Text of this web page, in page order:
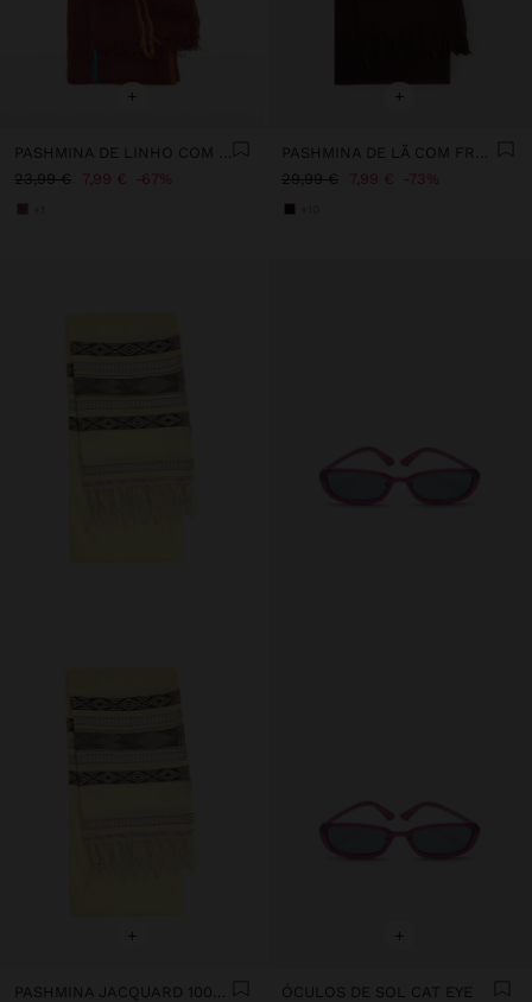
+
PASHMINA DE LINHO COM PESPONTOS
23,99 €
7,99 € 67%
+
PASHMINA DE LÃ COM FRANJAS
29,99 €
7,99 € 73%
+ +
ÓCULOS DE SOL CAT EYE